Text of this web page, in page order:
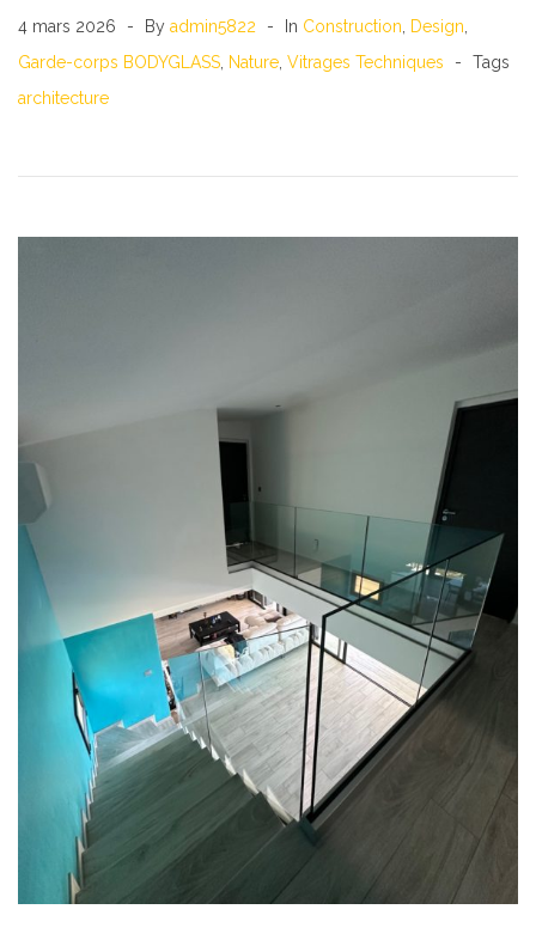
4 mars 2026 By admin5822 In Construction, Design,
Garde-corps BODYGLASS, Nature, Vitrages Techniques
Tags
architecture